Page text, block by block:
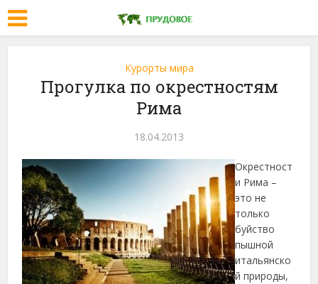
Курорты мира
Прогулка по окрестностям
Рима
18.04.2013
Окрестност
и Рима –
это не
только
буйство
пышной
итальянско
й природы,